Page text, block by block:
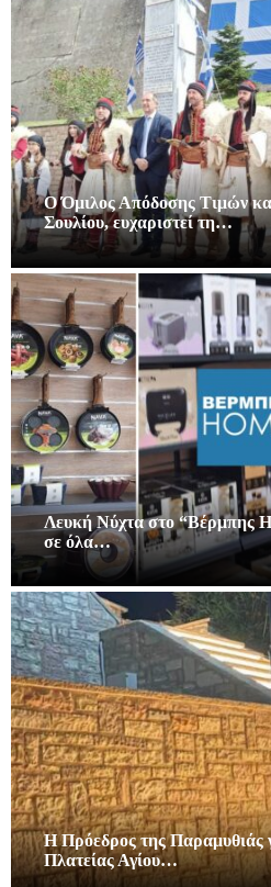
Ο Όμιλος Απόδοσης Τιμών
Σουλίου, ευχαριστεί τη…
Λευκή Νύχτα στο “Βέρμπης
σε όλα…
Η Πρόεδρος της Παραμυθιάς
Πλατείας Αγίου…